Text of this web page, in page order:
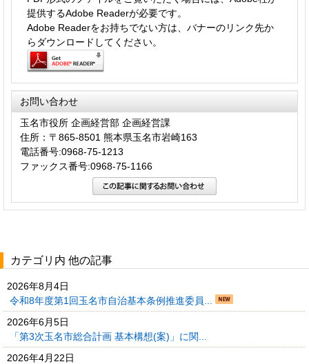
提供するAdobe Readerが必要です。
Adobe Readerをお持ちでない方は、バナーのリンク先か
らダウンロードしてください。
お問い合わせ
玉名市役所 企画経営部 企画経営課
住所：〒865-8501 熊本県玉名市岩崎163
電話番号:0968-75-1213
ファックス番号:0968-75-1166
カテゴリ内 他の記事
2026年8月4日
令和8年度第1回玉名市自治基本条例推進委員...
2026年6月5日
「第3次玉名市総合計画 基本構想(案)」に関...
2026年4月22日